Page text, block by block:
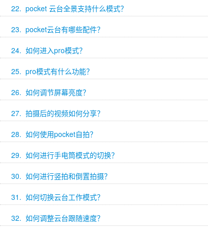
22. pocket 云台全景支持什么模式？
23. pocket云台有哪些配件？
24. 如何进入pro模式？
25. pro模式有什么功能？
26. 如何调节屏幕亮度？
27. 拍摄后的视频如何分享？
28. 如何使用pocket自拍？
29. 如何进行手电筒模式的切换？
30. 如何进行竖拍和倒置拍摄？
31. 如何切换云台工作模式？
32. 如何调整云台跟随速度？